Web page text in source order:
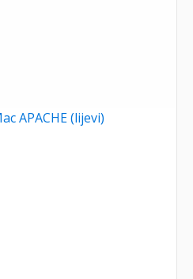
APACHE (lijevi)